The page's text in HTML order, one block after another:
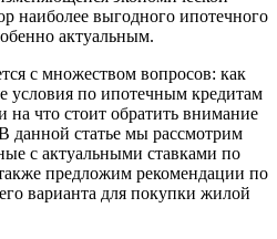
наиболее выгодного ипотечного
актуальным.
с множеством вопросов: как
условия по ипотечным кредитам
на что стоит обратить внимание
данной статье мы рассмотрим
с актуальными ставками по
предложим рекомендации по
варианта для покупки жилой